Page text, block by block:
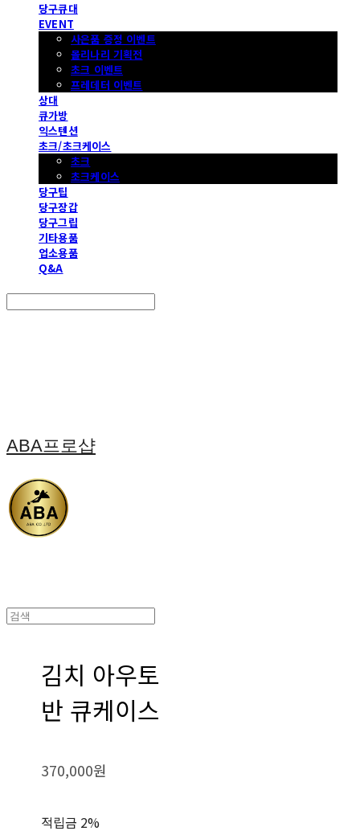
당구큐대
EVENT
사은품 증정 이벤트
몰리나리 기획전
초크 이벤트
프레데터 이벤트
상대
큐가방
익스텐션
초크/초크케이스
초크
초크케이스
당구팁
당구장갑
당구그립
기타용품
업소용품
Q&A
ABA프로샵
김치 아우토
반 큐케이스
370,000원
적립금 2%